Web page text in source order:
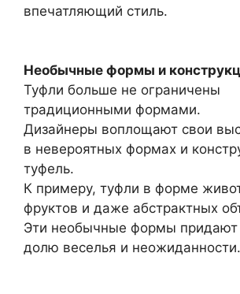
впечатляющий стиль.
Необычные формы и
Туфли больше не ограничены
традиционными формами.
Дизайнеры воплощают свои
в невероятных формах и
туфель.
К примеру, туфли в форме
фруктов и даже абстрактных
Эти необычные формы придают
долю веселья и неожиданности.